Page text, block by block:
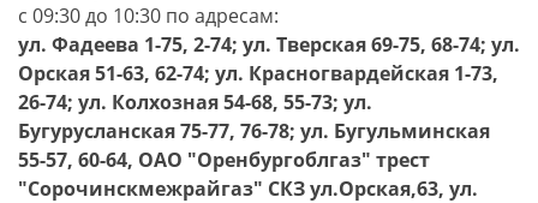
с 09:30 до 10:30 по адресам:
ул. Фадеева 1-75, 2-74; ул. Тверская 69-75, 68-74; ул.
Орская 51-63, 62-74; ул. Красногвардейская 1-73,
26-74; ул. Колхозная 54-68, 55-73; ул.
Бугурусланская 75-77, 76-78; ул. Бугульминская
55-57, 60-64, ОАО "Оренбургоблгаз" трест
"Сорочинскмежрайгаз" СКЗ ул.Орская,63, ул.